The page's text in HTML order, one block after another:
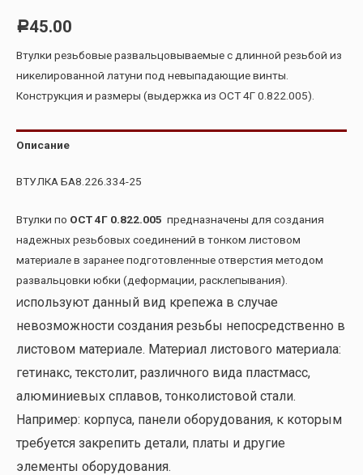
Р45.00
Втулки резьбовые развальцовываемые с длинной резьбой из
никелированной латуни под невыпадающие винты.
Конструкция и размеры (выдержка из ОСТ 4Г 0.822.005).
Описание
ВТУЛКА БА8.226.334-25
Втулки по ОСТ 4Г 0.822.005 предназначены для создания
надежных резьбовых соединений в тонком листовом
материале в заранее подготовленные отверстия методом
развальцовки юбки (деформации, расклепывания).
Используют данный вид крепежа в случае
невозможности создания резьбы непосредственно в
листовом материале. Материал листового материала:
гетинакс, текстолит, различного вида пластмасс,
алюминиевых сплавов, тонколистовой стали.
Например: корпуса, панели оборудования, к которым
требуется закрепить детали, платы и другие
элементы оборудования.